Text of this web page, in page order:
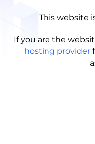
This website
If you are the
hosting provider